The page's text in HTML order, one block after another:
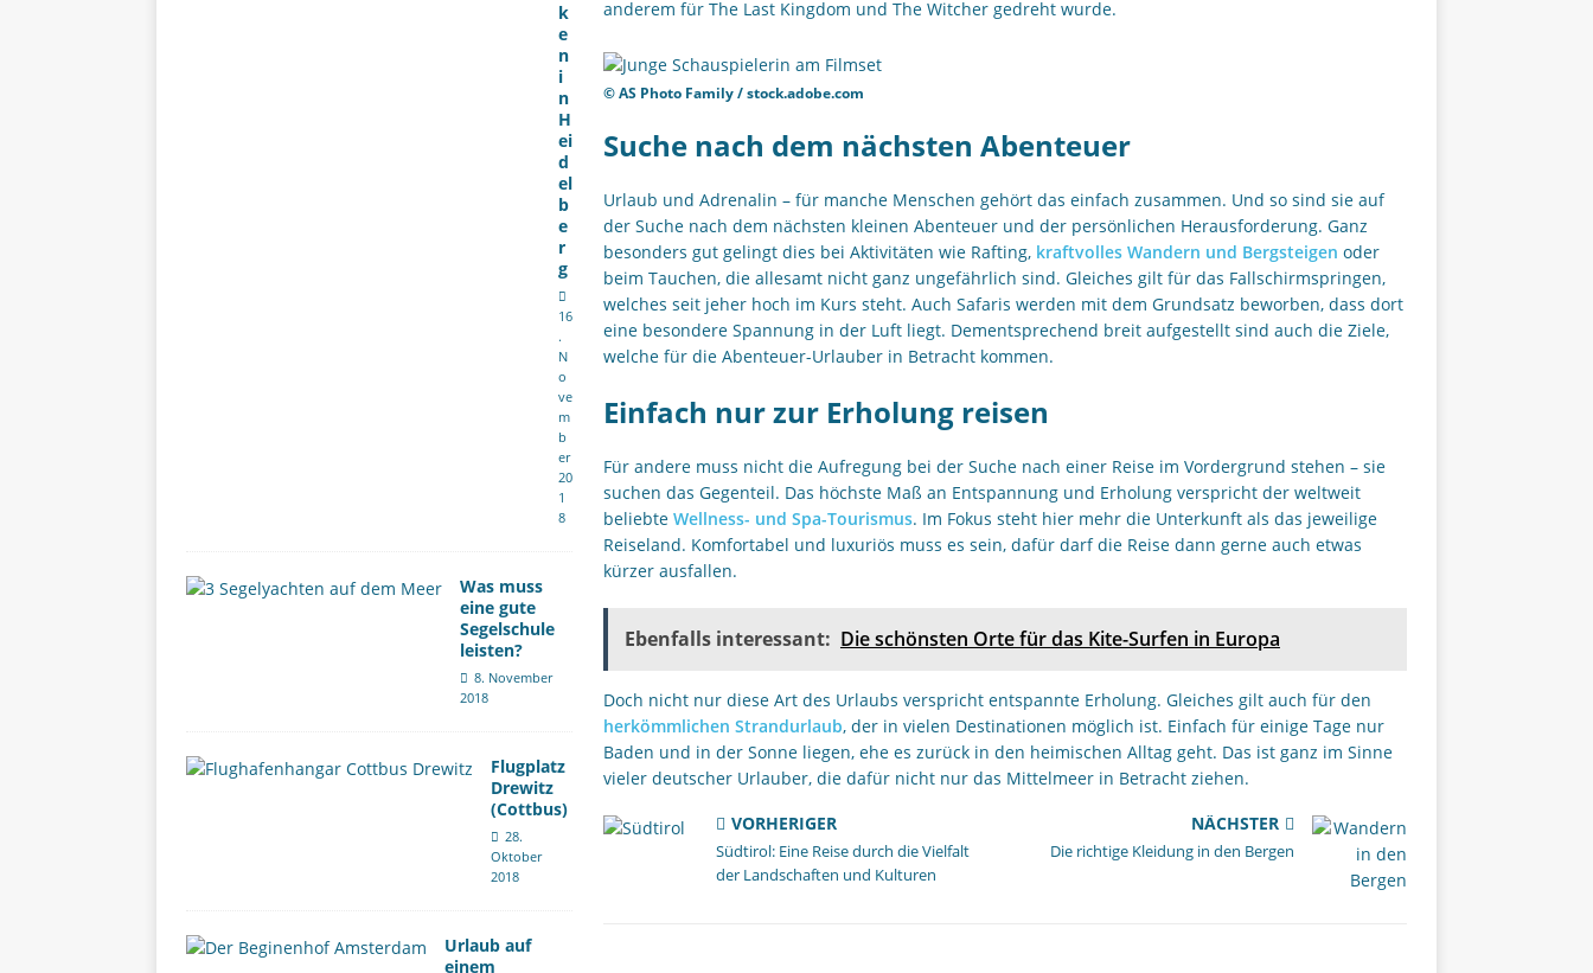
anderem für The Last Kingdom und The Witcher gedreht wurde.
© AS Photo Family / stock.adobe.com
Suche nach dem nächsten Abenteuer
Urlaub und Adrenalin – für manche Menschen gehört das einfach zusammen. Und so sind sie auf
der Suche nach dem nächsten kleinen Abenteuer und der persönlichen Herausforderung. Ganz
besonders gut gelingt dies bei Aktivitäten wie Rafting, kraftvolles Wandern und Bergsteigen oder
beim Tauchen, die allesamt nicht ganz ungefährlich sind. Gleiches gilt für das Fallschirmspringen,
welches seit jeher hoch im Kurs steht. Auch Safaris werden mit dem Grundsatz beworben, dass dort
eine besondere Spannung in der Luft liegt. Dementsprechend breit aufgestellt sind auch die Ziele,
welche für die Abenteuer-Urlauber in Betracht kommen.
Einfach nur zur Erholung reisen
Für andere muss nicht die Aufregung bei der Suche nach einer Reise im Vordergrund stehen – sie
suchen das Gegenteil. Das höchste Maß an Entspannung und Erholung verspricht der weltweit
beliebte Wellness- und Spa-Tourismus. Im Fokus steht hier mehr die Unterkunft als das jeweilige
Reiseland. Komfortabel und luxuriös muss es sein, dafür darf die Reise dann gerne auch etwas
kürzer ausfallen.
Ebenfalls interessant: Die schönsten Orte für das Kite-Surfen in Europa
Doch nicht nur diese Art des Urlaubs verspricht entspannte Erholung. Gleiches gilt auch für den
herkömmlichen Strandurlaub, der in vielen Destinationen möglich ist. Einfach für einige Tage nur
Baden und in der Sonne liegen, ehe es zurück in den heimischen Alltag geht. Das ist ganz im Sinne
vieler deutscher Urlauber, die dafür nicht nur das Mittelmeer in Betracht ziehen.
VORHERIGER
Südtirol: Eine Reise durch die Vielfalt
der Landschaften und Kulturen
NÄCHSTER
Die richtige Kleidung in den Bergen
k
e
n
i
n
H
ei
d
el
b
e
r
g
16
.
N
o
ve
m
b
er
20
1
8
Was muss
eine gute
Segelschule
leisten?
8. November
2018
Flugplatz
Drewitz
(Cottbus)
28.
Oktober
2018
Urlaub auf
einem